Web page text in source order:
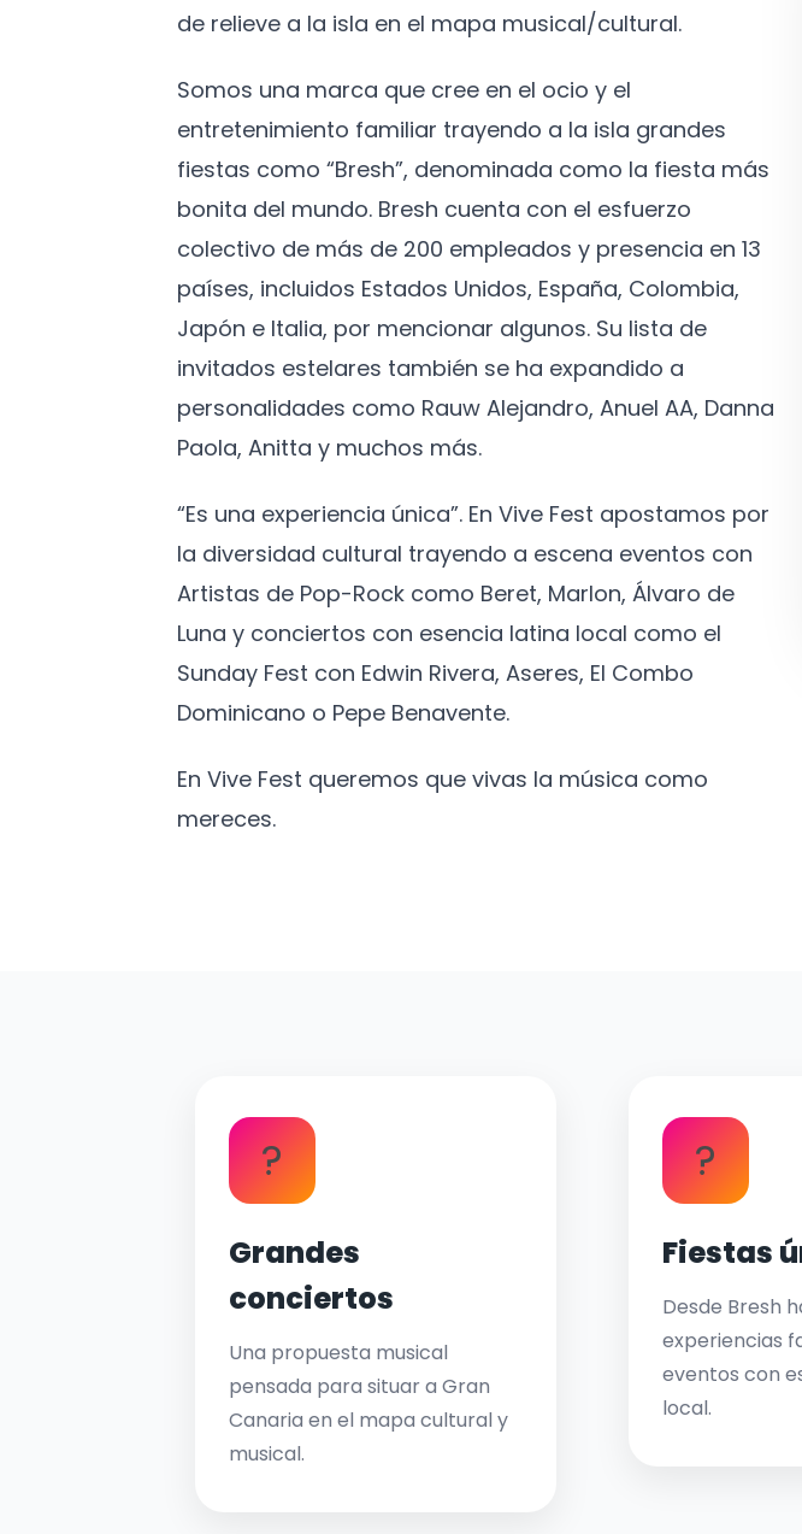
de relieve a la isla en el mapa musical/cultural.
Somos una marca que cree en el ocio y el
entretenimiento familiar trayendo a la isla grandes
fiestas como “Bresh”, denominada como la fiesta más
bonita del mundo. Bresh cuenta con el esfuerzo
colectivo de más de 200 empleados y presencia en 13
países, incluidos Estados Unidos, España, Colombia,
Japón e Italia, por mencionar algunos. Su lista de
invitados estelares también se ha expandido a
personalidades como Rauw Alejandro, Anuel AA, Danna
Paola, Anitta y muchos más.
“Es una experiencia única”. En Vive Fest apostamos por
la diversidad cultural trayendo a escena eventos con
Artistas de Pop-Rock como Beret, Marlon, Álvaro de
Luna y conciertos con esencia latina local como el
Sunday Fest con Edwin Rivera, Aseres, El Combo
Dominicano o Pepe Benavente.
En Vive Fest queremos que vivas la música como
mereces.
?
Grandes
conciertos
Una propuesta musical
pensada para situar a Gran
Canaria en el mapa cultural y
musical.
?
Fiestas
Desde Bresh
experiencias
eventos con
local.